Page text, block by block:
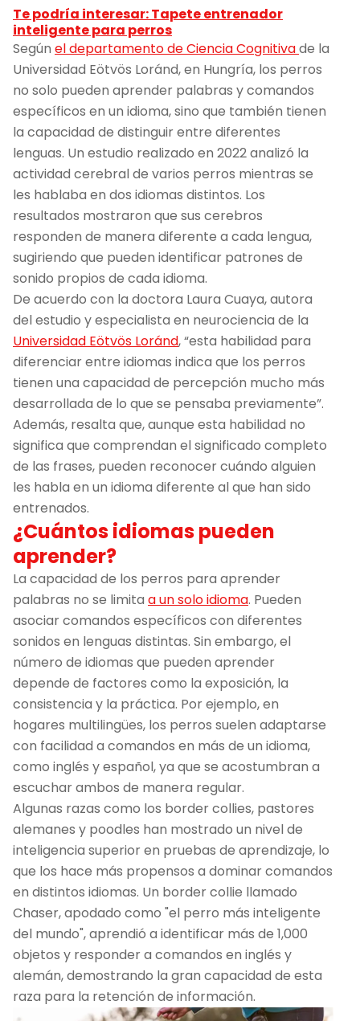
Te podría interesar: Tapete entrenador
inteligente para perros
Según el departamento de Ciencia Cognitivade la
Universidad Eötvös Loránd, en Hungría, los perros
no solo pueden aprender palabras y comandos
específicos en un idioma, sino que también tienen
la capacidad de distinguir entre diferentes
lenguas. Un estudio realizado en 2022 analizó la
actividad cerebral de varios perros mientras se
les hablaba en dos idiomas distintos. Los
resultados mostraron que sus cerebros
responden de manera diferente a cada lengua,
sugiriendo que pueden identificar patrones de
sonido propios de cada idioma.
De acuerdo con la doctora Laura Cuaya, autora
del estudio y especialista en neurociencia de la
Universidad Eötvös Loránd, “esta habilidad para
diferenciar entre idiomas indica que los perros
tienen una capacidad de percepción mucho más
desarrollada de lo que se pensaba previamente”.
Además, resalta que, aunque esta habilidad no
significa que comprendan el significado completo
de las frases, pueden reconocer cuándo alguien
les habla en un idioma diferente al que han sido
entrenados.
¿Cuántos idiomas pueden
aprender?
La capacidad de los perros para aprender
palabras no se limita a un solo idioma. Pueden
asociar comandos específicos con diferentes
sonidos en lenguas distintas. Sin embargo, el
número de idiomas que pueden aprender
depende de factores como la exposición, la
consistencia y la práctica. Por ejemplo, en
hogares multilingües, los perros suelen adaptarse
con facilidad a comandos en más de un idioma,
como inglés y español, ya que se acostumbran a
escuchar ambos de manera regular.
Algunas razas como los border collies, pastores
alemanes y poodles han mostrado un nivel de
inteligencia superior en pruebas de aprendizaje, lo
que los hace más propensos a dominar comandos
en distintos idiomas. Un border collie llamado
Chaser, apodado como "el perro más inteligente
del mundo", aprendió a identificar más de 1,000
objetos y responder a comandos en inglés y
alemán, demostrando la gran capacidad de esta
raza para la retención de información.